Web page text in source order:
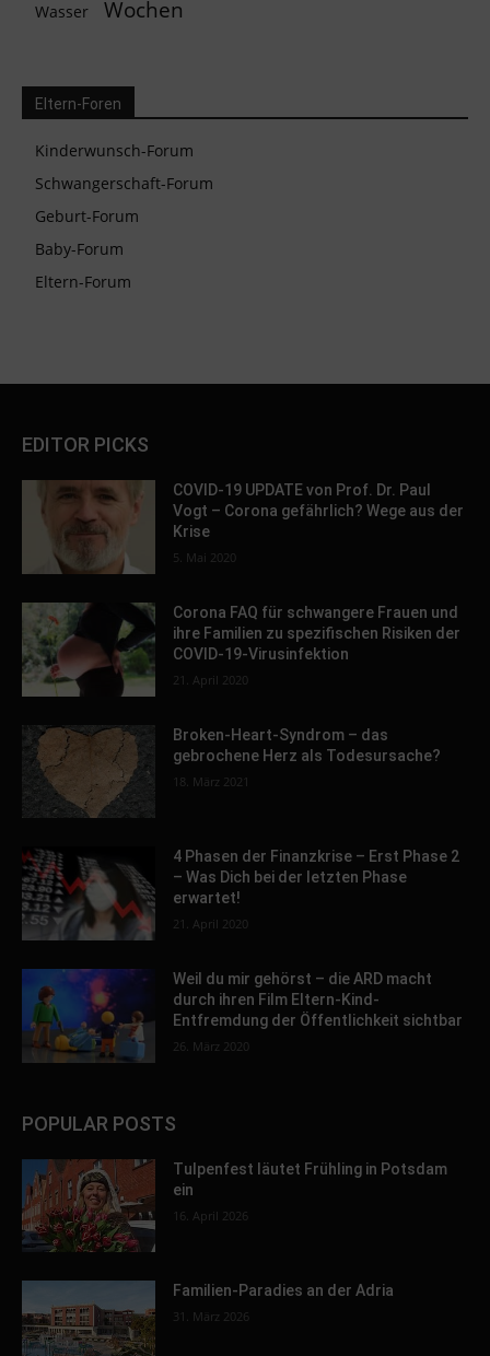
Wasser Wochen
Eltern-Foren
Kinderwunsch-Forum
Schwangerschaft-Forum
Geburt-Forum
Baby-Forum
Eltern-Forum
EDITOR PICKS
COVID-19 UPDATE von Prof. Dr. Paul
Vogt – Corona gefährlich? Wege aus der
Krise
5. Mai 2020
Corona FAQ für schwangere Frauen und
ihre Familien zu spezifischen Risiken der
COVID-19-Virusinfektion
21. April 2020
Broken-Heart-Syndrom – das
gebrochene Herz als Todesursache?
18. März 2021
4 Phasen der Finanzkrise – Erst Phase 2
– Was Dich bei der letzten Phase
erwartet!
21. April 2020
Weil du mir gehörst – die ARD macht
durch ihren Film Eltern-Kind-
Entfremdung der Öffentlichkeit sichtbar
26. März 2020
POPULAR POSTS
Tulpenfest läutet Frühling in Potsdam
ein
16. April 2026
Familien-Paradies an der Adria
31. März 2026